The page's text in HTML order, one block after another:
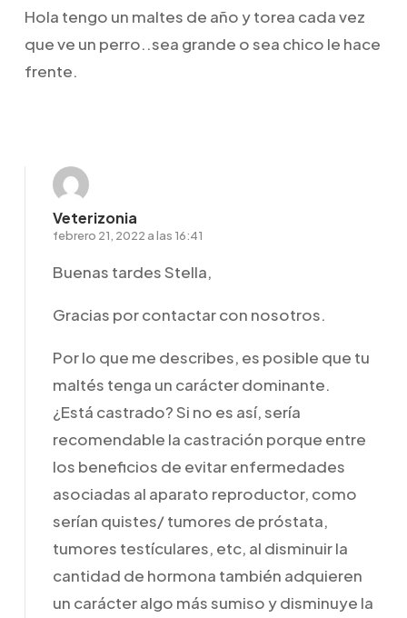
Hola tengo un maltes de año y torea cada vez
que ve un perro..sea grande o sea chico le hace
frente.
Veterizonia
febrero 21, 2022 a las 16:41
Buenas tardes Stella,
Gracias por contactar con nosotros.
Por lo que me describes, es posible que tu
maltés tenga un carácter dominante.
¿Está castrado? Si no es así, sería
recomendable la castración porque entre
los beneficios de evitar enfermedades
asociadas al aparato reproductor, como
serían quistes/ tumores de próstata,
tumores testículares, etc, al disminuir la
cantidad de hormona también adquieren
un carácter algo más sumiso y disminuye la